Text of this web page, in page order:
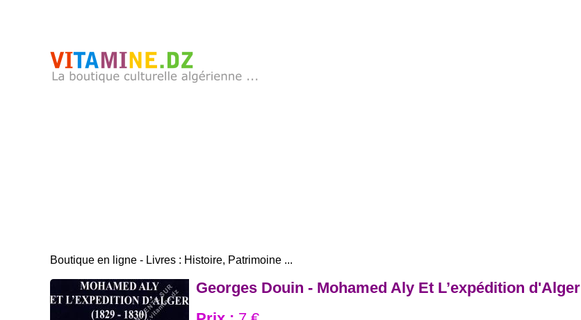
Boutique en ligne - Livres : Histoire, Patrimoine ...
Georges Douin - Mohamed Aly Et L’expédition d'Alger